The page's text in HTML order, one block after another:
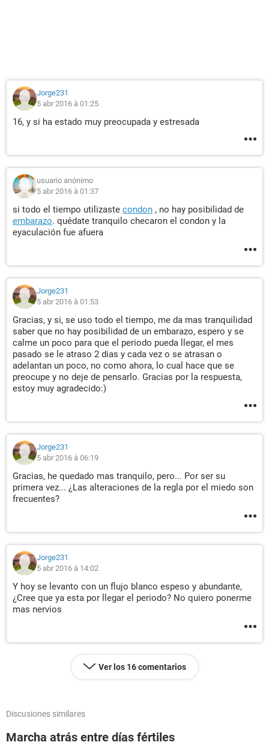
Jorge231
5 abr 2016 à 01:25
16, y si ha estado muy preocupada y estresada
usuario anónimo
5 abr 2016 à 01:37
si todo el tiempo utilizaste condon , no hay posibilidad de
embarazo. quédate tranquilo checaron el condon y la
eyaculación fue afuera
Jorge231
5 abr 2016 à 01:53
Gracias, y si, se uso todo el tiempo, me da mas tranquilidad
saber que no hay posibilidad de un embarazo, espero y se
calme un poco para que el periodo pueda llegar, el mes
pasado se le atraso 2 dias y cada vez o se atrasan o
adelantan un poco, no como ahora, lo cual hace que se
preocupe y no deje de pensarlo. Gracias por la respuesta,
estoy muy agradecido:)
Jorge231
5 abr 2016 à 06:19
Gracias, he quedado mas tranquilo, pero... Por ser su
primera vez... ¿Las alteraciones de la regla por el miedo son
frecuentes?
Jorge231
5 abr 2016 à 14:02
Y hoy se levanto con un flujo blanco espeso y abundante,
¿Cree que ya esta por llegar el periodo? No quiero ponerme
mas nervios
Ver los 16 comentarios
Discusiones similares
Marcha atrás entre días fértiles